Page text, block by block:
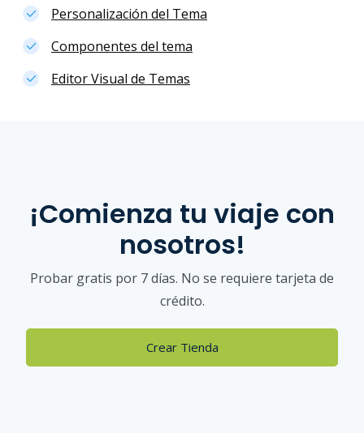
Personalización del Tema
Componentes del tema
Editor Visual de Temas
¡Comienza tu viaje con
nosotros!
Probar gratis por 7 días. No se requiere tarjeta de
crédito.
Crear Tienda